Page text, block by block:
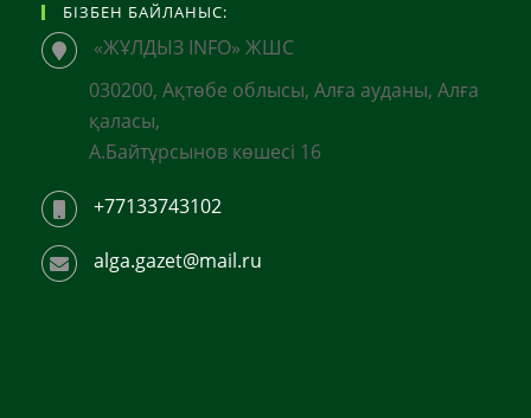
БІЗБЕН БАЙЛАНЫС:
«ЖҰЛДЫЗ INFO» ЖШС
030200, Ақтөбе облысы, Алға ауданы, Алға
қаласы,
А.Байтұрсынов көшесі 16
+77133743102
alga.gazet@mail.ru